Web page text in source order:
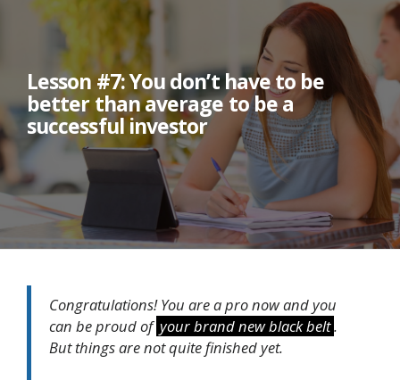
Lesson #7: You don’t have to be
better than average to be a
successful investor
Congratulations! You are a pro now and you
can be proud of your brand new black belt.
But things are not quite finished yet.